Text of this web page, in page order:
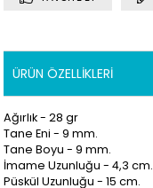
ÜRÜN ÖZELLIKLERI
Ağırlık - 28 gr
Tane Eni - 9 mm.
Tane Boyu - 9 mm.
İmame Uzunluğu - 4,3 cm.
Püskül Uzunluğu - 15 cm.